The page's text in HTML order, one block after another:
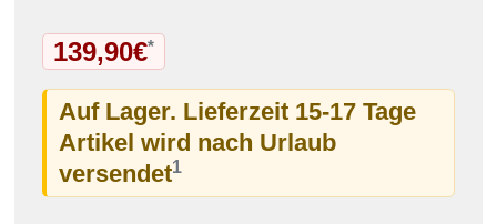
139,90€*
Auf Lager. Lieferzeit 15-17 Tage
Artikel wird nach Urlaub
versendet1